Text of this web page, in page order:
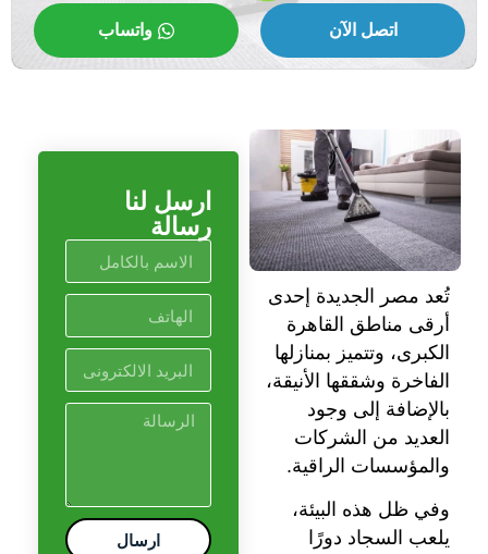
اتصل الآن واتساب
تُعد مصر الجديدة إحدى
أرقى مناطق القاهرة
الكبرى، وتتميز بمنازلها
الفاخرة وشققها الأنيقة،
بالإضافة إلى وجود
العديد من الشركات
والمؤسسات الراقية.
وفي ظل هذه البيئة،
يلعب السجاد دورًا
ارسل لنا
رسالة
ارسال